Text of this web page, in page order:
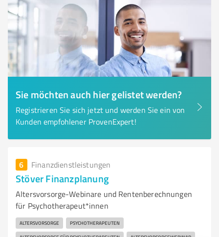
Sie möchten auch hier gelistet werden?
Registrieren Sie sich jetzt und werden Sie ein von
Kunden empfohlener ProvenExpert!
6 Finanzdienstleistungen
Stöver Finanzplanung
Altersvorsorge-Webinare und Rentenberechnungen
für Psychotherapeut*innen
ALTERSVORSORGE PSYCHOTHERAPEUTEN